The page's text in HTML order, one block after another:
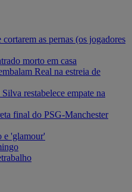
as pernas (os jogadores
morto em casa
Real na estreia de
restabelece empate na
final do PSG-Manchester
e 'glamour'